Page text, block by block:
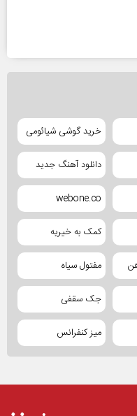
خرید گوشی شیائومی
دانلود آهنگ جدید
webone.co
کمک به خیریه
مفتول سیاه
جک سقفی
میز کنفرانس